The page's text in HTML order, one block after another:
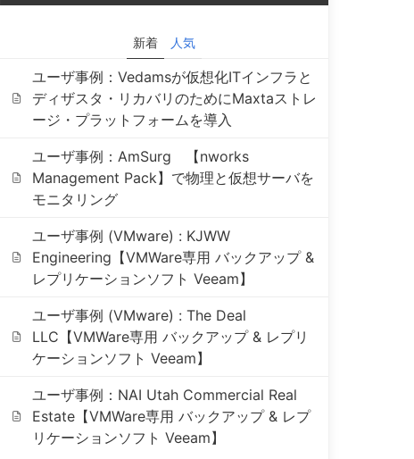
新着 人気
ユーザ事例：Vedamsが仮想化ITインフラと
ディザスタ・リカバリのためにMaxtaストレ
ージ・プラットフォームを導入
ユーザ事例：AmSurg 【nworks
Management Pack】で物理と仮想サーバを
モニタリング
ユーザ事例 (VMware) : KJWW
Engineering【VMWare専用 バックアップ &
レプリケーションソフト Veeam】
ユーザ事例 (VMware) : The Deal
LLC【VMWare専用 バックアップ & レプリ
ケーションソフト Veeam】
ユーザ事例：NAI Utah Commercial Real
Estate【VMWare専用 バックアップ & レプ
リケーションソフト Veeam】